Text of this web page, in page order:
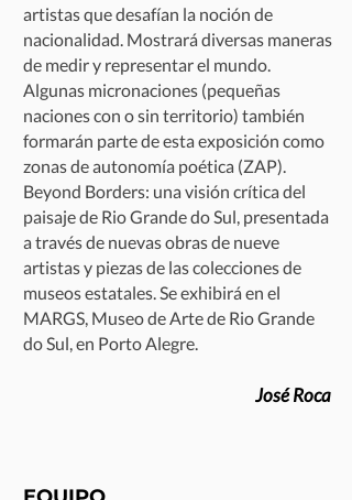
artistas que desafían la noción de
nacionalidad. Mostrará diversas maneras
de medir y representar el mundo.
Algunas micronaciones (pequeñas
naciones con o sin territorio) también
formarán parte de esta exposición como
zonas de autonomía poética (ZAP).
Beyond Borders: una visión crítica del
paisaje de Rio Grande do Sul, presentada
a través de nuevas obras de nueve
artistas y piezas de las colecciones de
museos estatales. Se exhibirá en el
MARGS, Museo de Arte de Rio Grande
do Sul, en Porto Alegre.
José Roca